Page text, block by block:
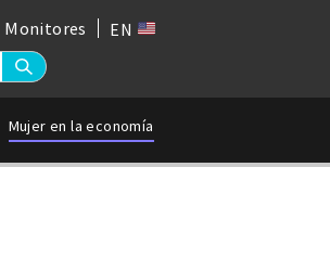
Monitores EN
Mujer en la economía